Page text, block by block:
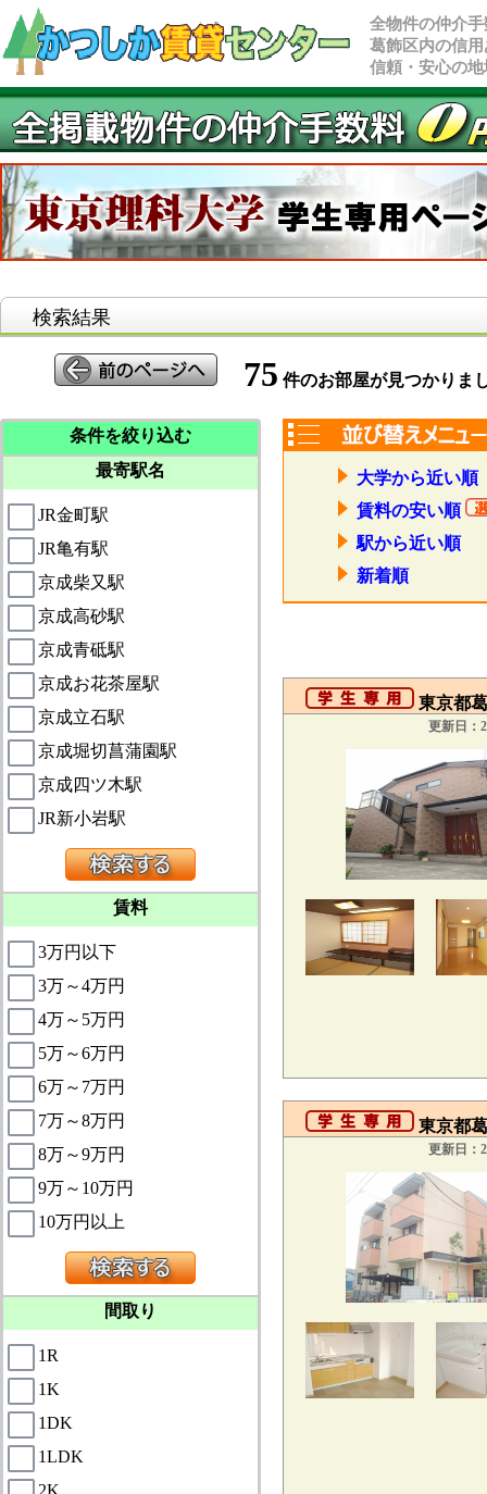
全物件の仲介
葛飾区内の信
信頼・安心の
検索結果
75 件のお部屋が見つかりま
条件を絞り込む
最寄駅名
JR金町駅
JR亀有駅
京成柴又駅
京成高砂駅
京成青砥駅
京成お花茶屋駅
京成立石駅
京成堀切菖蒲園駅
京成四ツ木駅
JR新小岩駅
賃料
3万円以下
3万～4万円
4万～5万円
5万～6万円
6万～7万円
7万～8万円
8万～9万円
9万～10万円
10万円以上
間取り
1R
1K
1DK
1LDK
大学から近い順
賃料の安い順
駅から近い順
新着順
東京都
更新日：
東京都
更新日：